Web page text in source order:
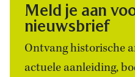
Meld je aan
nieuwsbrief
Ontvang historische
actuele aanleiding,